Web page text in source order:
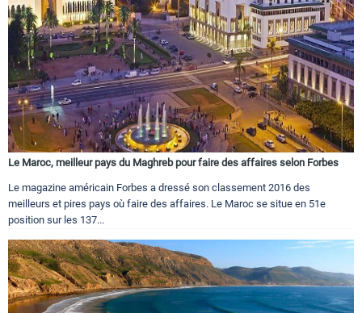
Le Maroc, meilleur pays du Maghreb pour faire des affaires selon Forbes
Le magazine américain Forbes a dressé son classement 2016 des
meilleurs et pires pays où faire des affaires. Le Maroc se situe en 51e
position sur les 137...